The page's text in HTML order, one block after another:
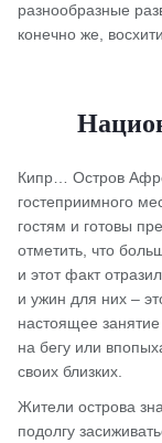
разнообразные
конечно же,
Кипр… Остров
гостеприимного
гостям и готовы
отметить, что
и этот факт
и ужин для них –
настоящее
на бегу или
своих близких.
Жители острова
подолгу